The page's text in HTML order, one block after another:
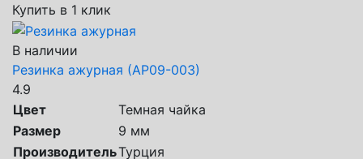
Купить в 1 клик
В наличии
Резинка ажурная (АР09-003)
4.9
Цвет
Темная чайка
Размер
9 мм
ПроизводительТурция